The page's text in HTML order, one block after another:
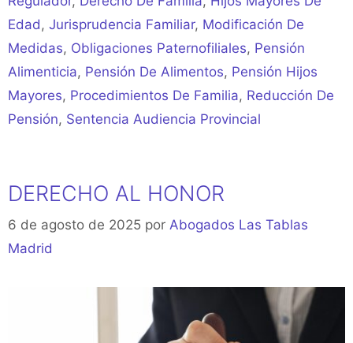
Edad , Jurisprudencia Familiar, Modificación De
Medidas, Obligaciones Paternofiliales, Pensión
Alimenticia, Pensión De Alimentos, Pensión Hijos
Mayores, Procedimientos De Familia, Reducción De
Pensión, Sentencia Audiencia Provincial
DERECHO AL HONOR
6 de agosto de 2025 por Abogados Las Tablas
Madrid